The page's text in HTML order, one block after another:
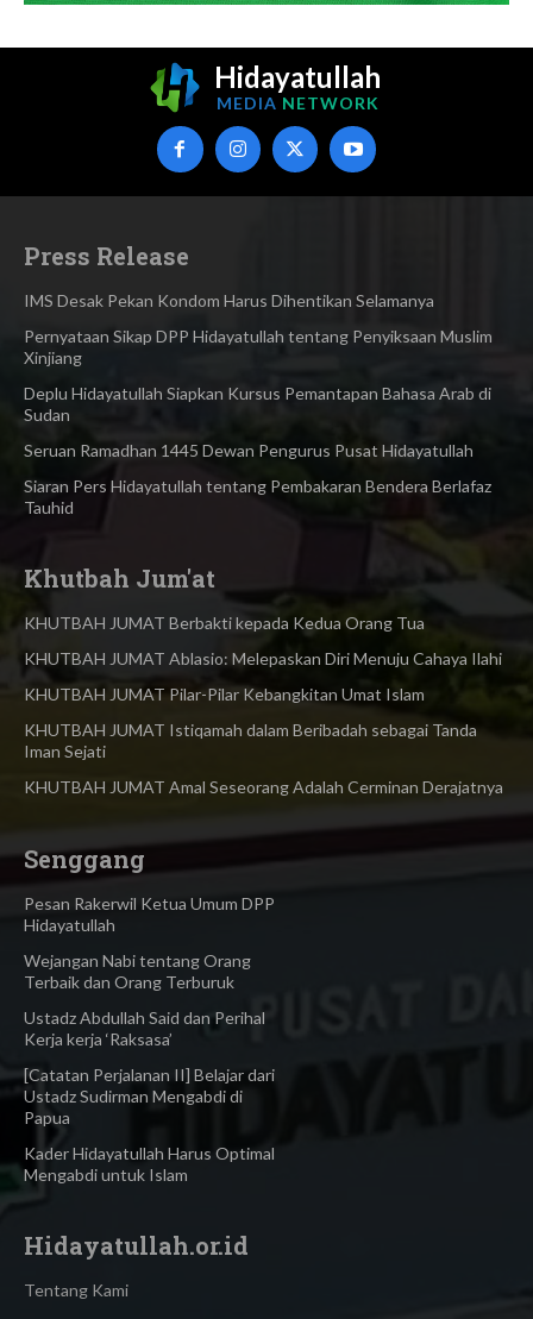
Hidayatullah
MEDIA NETWORK
Press Release
IMS Desak Pekan Kondom Harus Dihentikan Selamanya
Pernyataan Sikap DPP Hidayatullah tentang Penyiksaan Muslim
Xinjiang
Deplu Hidayatullah Siapkan Kursus Pemantapan Bahasa Arab di
Sudan
Seruan Ramadhan 1445 Dewan Pengurus Pusat Hidayatullah
Siaran Pers Hidayatullah tentang Pembakaran Bendera Berlafaz
Tauhid
Khutbah Jum'at
KHUTBAH JUMAT Berbakti kepada Kedua Orang Tua
KHUTBAH JUMAT Ablasio: Melepaskan Diri Menuju Cahaya Ilahi
KHUTBAH JUMAT Pilar-Pilar Kebangkitan Umat Islam
KHUTBAH JUMAT Istiqamah dalam Beribadah sebagai Tanda
Iman Sejati
KHUTBAH JUMAT Amal Seseorang Adalah Cerminan Derajatnya
Senggang
Pesan Rakerwil Ketua Umum DPP
Hidayatullah
Wejangan Nabi tentang Orang
Terbaik dan Orang Terburuk
Ustadz Abdullah Said dan Perihal
Kerja kerja ‘Raksasa’
[Catatan Perjalanan II] Belajar dari
Ustadz Sudirman Mengabdi di
Papua
Kader Hidayatullah Harus Optimal
Mengabdi untuk Islam
Hidayatullah.or.id
Tentang Kami